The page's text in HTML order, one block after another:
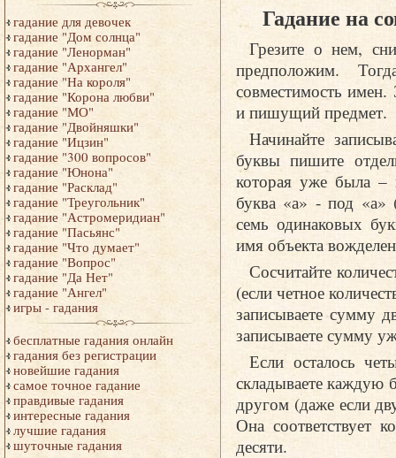
гадание для девочек
гадание "Дом солнца"
гадание "Ленорман"
гадание "Архангел"
гадание "На короля"
гадание "Корона любви"
гадание "МО"
гадание "Двойняшки"
гадание "Ицзин"
гадание "300 вопросов"
гадание "Юнона"
гадание "Расклад"
гадание "Треугольник"
гадание "Астромеридиан"
гадание "Пасьянс"
гадание "Что думает"
гадание "Вопрос"
гадание "Да Нет"
гадание "Ангел"
игры - гадания
бесплатные гадания онлайн
гадания без регистрации
новейшие гадания
самое точное гадание
правдивые гадания
интересные гадания
лучшие гадания
шуточные гадания
Гадание на
Грезите о нем,
предположим.
совместимость
и пишущий предмет.
Начинайте
буквы пишите
которая уже была –
буква «а» - под «а»
семь одинаковых
имя объекта
Сосчитайте
(если четное
записываете сумму
записываете сумму
Если осталось
складываете каждую
другом (даже если
Она соответствует
десяти.